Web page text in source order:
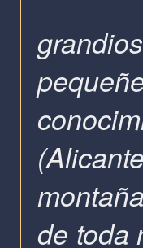
de toda